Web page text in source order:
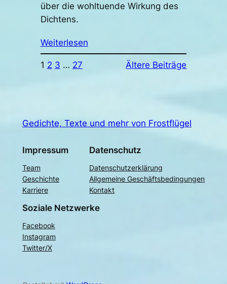
über die wohltuende Wirkung des
Dichtens.
Weiterlesen
1 2 3 … 27 Ältere Beiträge
Gedichte, Texte und mehr von Frostflügel
Impressum
Team
Geschichte
Karriere
Datenschutz
Datenschutzerklärung
Allgemeine Geschäftsbedingungen
Kontakt
Soziale Netzwerke
Facebook
Instagram
Twitter/X